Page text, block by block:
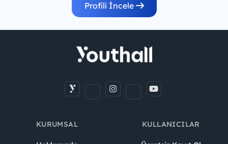
Profili İncele
KURUMSAL KULLANICILAR